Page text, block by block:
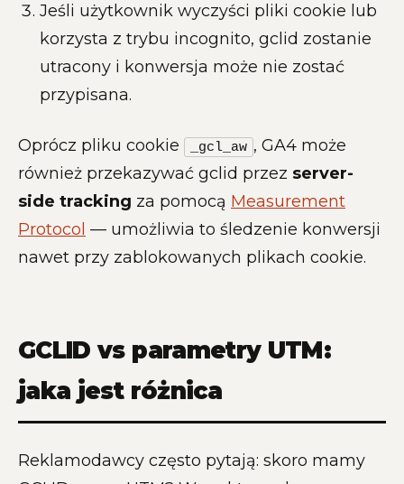
Jeśli użytkownik wyczyści pliki cookie lub
korzysta z trybu incognito, gclid zostanie
utracony i konwersja może nie zostać
przypisana.
Oprócz pliku cookie _gcl_aw , GA4 może
również przekazywać gclid przez server-
side tracking za pomocą Measurement
Protocol — umożliwia to śledzenie konwersji
nawet przy zablokowanych plikach cookie.
GCLID vs parametry UTM:
jaka jest różnica
Reklamodawcy często pytają: skoro mamy